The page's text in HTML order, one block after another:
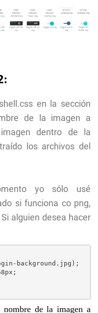
en la sección
de la imagen a
dentro de la
los archivos del
yo sólo usé
si funciona co png,
alguien desea hacer
background.jpg);
de la imagen a